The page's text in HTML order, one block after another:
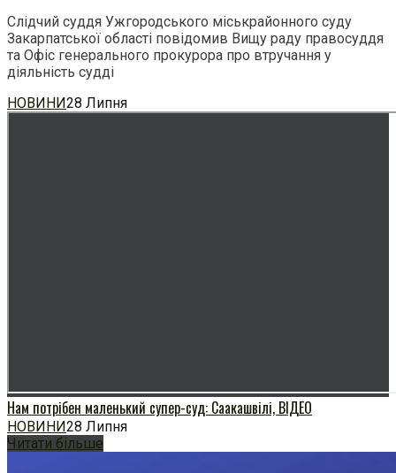
Слідчий суддя Ужгородського міськрайонного суду
Закарпатської області повідомив Вищу раду правосуддя
та Офіс генерального прокурора про втручання у
діяльність судді
НОВИНИ28 Липня
Нам потрібен маленький супер-суд: Саакашвілі, ВІДЕО
НОВИНИ28 Липня
Читати більше